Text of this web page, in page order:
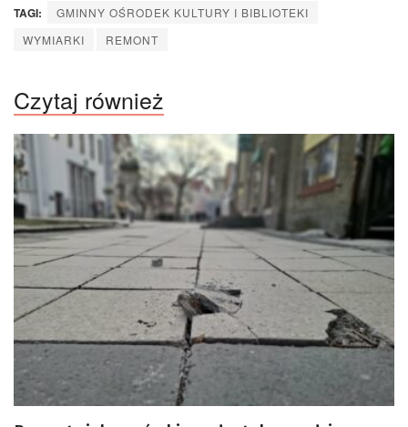
TAGI:
GMINNY OŚRODEK KULTURY I BIBLIOTEKI
WYMIARKI
REMONT
Czytaj również